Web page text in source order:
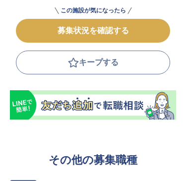
この施設が気になったら
募集状況を確認する
キープする
その他の募集職種